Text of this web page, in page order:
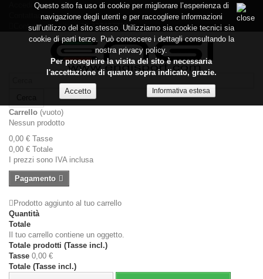
Contattaci
Contattaci subito:+39 337487719
Carrello (vuoto)
Nessun prodotto
0,00 € Tasse
0,00 € Totale
I prezzi sono IVA inclusa
Pagamento
Prodotto aggiunto al tuo carrello
Quantità
Totale
Il tuo carrello contiene un oggetto.
Totale prodotti (Tasse incl.)
Tasse 0,00 €
Totale (Tasse incl.)
Questo sito fa uso di cookie per migliorare l’esperienza di
navigazione degli utenti e per raccogliere informazioni
sull’utilizzo del sito stesso. Utilizziamo sia cookie tecnici sia
cookie di parti terze. Può conoscere i dettagli consultando la
nostra privacy policy.
Per proseguire la visita del sito è necessaria
l'accettazione di quanto sopra indicato, grazie.
Informativa estesa